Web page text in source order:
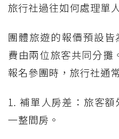
旅行社過往如何處理單
團體旅遊的報價預設
費由兩位旅客共同分攤
報名參團時，旅行社通
1. 補單人房差：旅客
一整間房。